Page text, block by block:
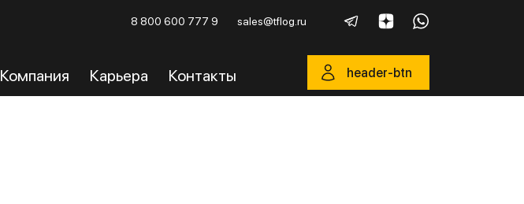
8 800 600 777 9 sales@tflog.ru
Компания Карьера Контакты header-btn